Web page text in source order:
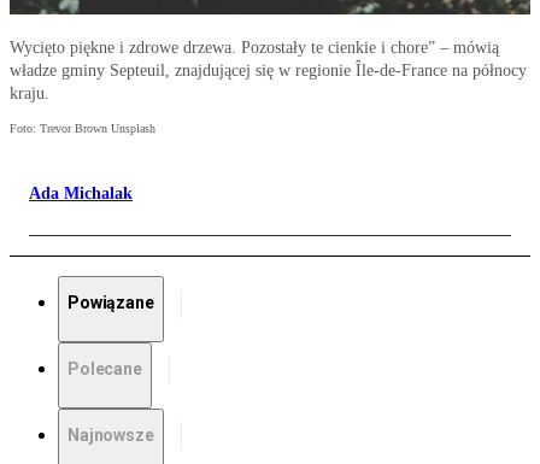
Wycięto piękne i zdrowe drzewa. Pozostały te cienkie i chore” – mówią
władze gminy Septeuil, znajdującej się w regionie Île-de-France na północy
kraju.
Foto: Trevor Brown Unsplash
Ada Michalak
Powiązane
Polecane
Najnowsze